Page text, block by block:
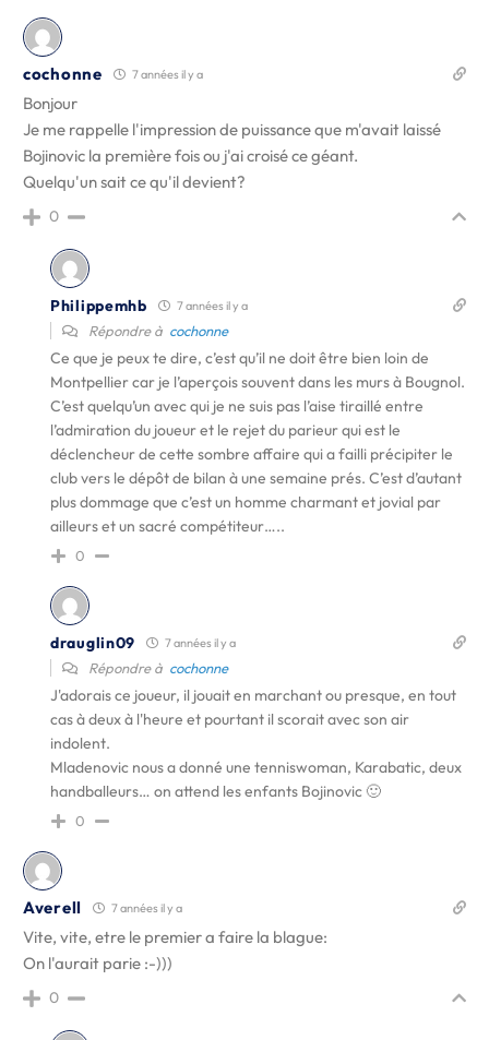
cochonne 7 années il y a
Bonjour
Je me rappelle l'impression de puissance que m'avait laissé
Bojinovic la première fois ou j'ai croisé ce géant.
Quelqu'un sait ce qu'il devient?
0
Philippemhb 7 années il y a
Répondre à cochonne
Ce que je peux te dire, c’est qu’il ne doit être bien loin de
Montpellier car je l’aperçois souvent dans les murs à Bougnol.
C’est quelqu’un avec qui je ne suis pas l’aise tiraillé entre
l’admiration du joueur et le rejet du parieur qui est le
déclencheur de cette sombre affaire qui a failli précipiter le
club vers le dépôt de bilan à une semaine prés. C’est d’autant
plus dommage que c’est un homme charmant et jovial par
ailleurs et un sacré compétiteur…..
0
drauglin09 7 années il y a
Répondre à cochonne
J'adorais ce joueur, il jouait en marchant ou presque, en tout
cas à deux à l'heure et pourtant il scorait avec son air
indolent.
Mladenovic nous a donné une tenniswoman, Karabatic, deux
handballeurs… on attend les enfants Bojinovic 🙂
0
Averell 7 années il y a
Vite, vite, etre le premier a faire la blague:
On l'aurait parie :-)))
0